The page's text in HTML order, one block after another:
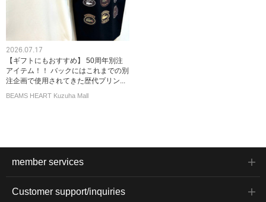
2026.07.17
【ギフトにもおすすめ】 50周年別注
アイテム！！ バックにはこれまでの別
注企画で使用されてきた歴代プリン...
BEAMS HEART Kuzuha Mall
member services
Customer support/inquiries